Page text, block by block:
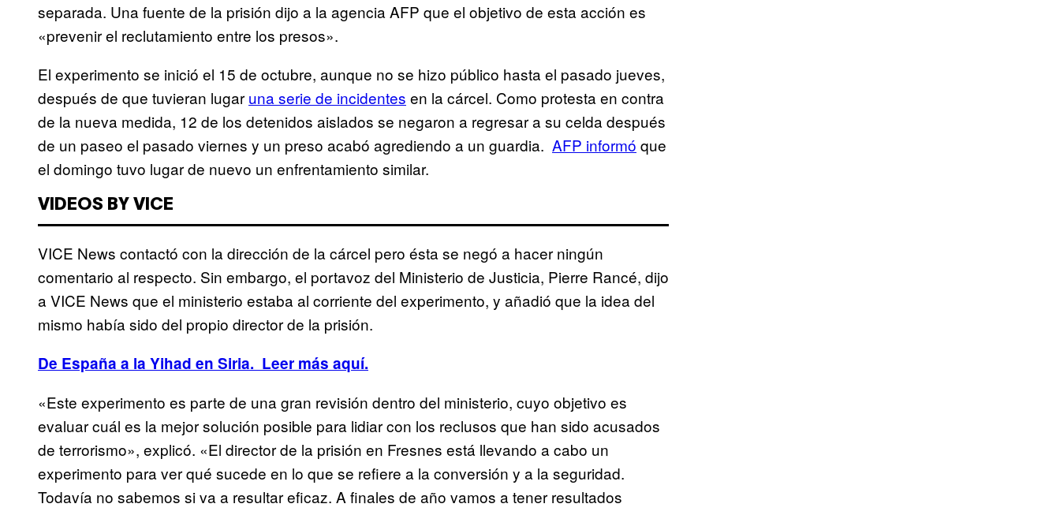
separada. Una fuente de la prisión dijo a la agencia AFP que el objetivo de esta acción es
«prevenir el reclutamiento entre los presos».
El experimento se inició el 15 de octubre, aunque no se hizo público hasta el pasado jueves,
después de que tuvieran lugar una serie de incidentes en la cárcel. Como protesta en contra
de la nueva medida, 12 de los detenidos aislados se negaron a regresar a su celda después
de un paseo el pasado viernes y un preso acabó agrediendo a un guardia. AFP informó que
el domingo tuvo lugar de nuevo un enfrentamiento similar.
VIDEOS BY VICE
VICE News contactó con la dirección de la cárcel pero ésta se negó a hacer ningún
comentario al respecto. Sin embargo, el portavoz del Ministerio de Justicia, Pierre Rancé, dijo
a VICE News que el ministerio estaba al corriente del experimento, y añadió que la idea del
mismo había sido del propio director de la prisión.
De España a la Yihad en Siria. Leer más aquí.
«Este experimento es parte de una gran revisión dentro del ministerio, cuyo objetivo es
evaluar cuál es la mejor solución posible para lidiar con los reclusos que han sido acusados
de terrorismo», explicó. «El director de la prisión en Fresnes está llevando a cabo un
experimento para ver qué sucede en lo que se refiere a la conversión y a la seguridad.
Todavía no sabemos si va a resultar eficaz. A finales de año vamos a tener resultados